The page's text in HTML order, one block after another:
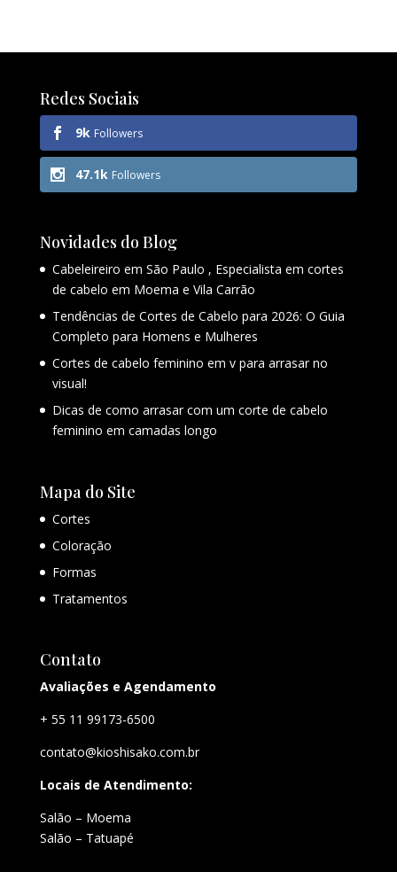
Redes Sociais
9k Followers
47.1k Followers
Novidades do Blog
Cabeleireiro em São Paulo , Especialista em cortes
de cabelo em Moema e Vila Carrão
Tendências de Cortes de Cabelo para 2026: O Guia
Completo para Homens e Mulheres
Cortes de cabelo feminino em v para arrasar no
visual!
Dicas de como arrasar com um corte de cabelo
feminino em camadas longo
Mapa do Site
Cortes
Coloração
Formas
Tratamentos
Contato
Avaliações e Agendamento
+ 55 11 99173-6500
contato@kioshisako.com.br
Locais de Atendimento:
Salão – Moema
Salão – Tatuapé